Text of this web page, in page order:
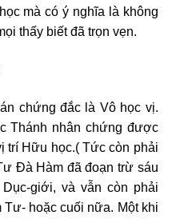
mà có ý nghĩa là không
thấy biết đã trọn vẹn.
chứng đắc là Vô học vị.
Thánh nhân chứng được
trí Hữu học.( Tức còn phải
Đà Hàm đã đoạn trừ sáu
giới, và vẫn còn phải
Tư- hoặc cuối nữa. Một khi